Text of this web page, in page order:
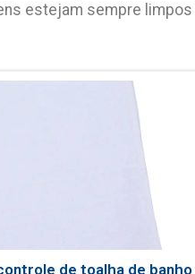
estejam sempre limpos
de toalha de banho